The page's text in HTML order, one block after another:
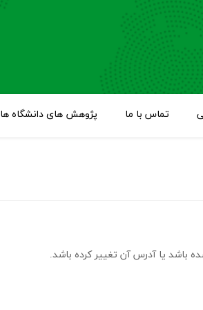
تماس با ما پژوهش های دانشگاه ها
یا آدرس آن تغییر کرده باشد.